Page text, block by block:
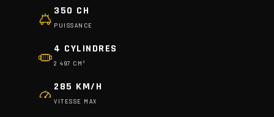
350 CH
PUISSANCE
4 CYLINDRES
2 497 CM³
285 KM/H
VITESSE MAX